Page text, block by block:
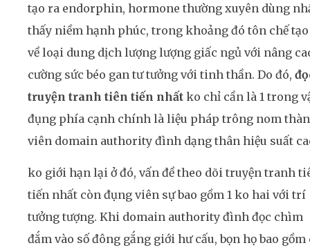
tạo ra endorphin, hormone thường xuyên dùng
thấy niềm hạnh phúc, trong khoảng đó tôn chế
về loại dung dịch lượng lượng giấc ngủ với nâng
cường sức béo gan tư tưởng với tinh thần. Do đó,
truyện tranh tiên tiến nhất ko chỉ cần là 1 trong
đụng phía cạnh chính là liệu pháp trông nom
viên domain authority đình dạng thân hiệu suất
ko giới hạn lại ở đó, vấn đề theo dõi truyện tranh
tiến nhất còn đụng viên sự bao gồm 1 ko hai với trí
tưởng tượng. Khi domain authority đình đọc chìm
đắm vào số đông gắng giới hư cấu, bọn họ bao gồm